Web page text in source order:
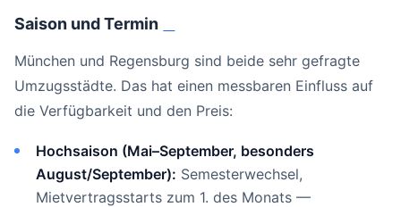
Saison und Termin
München und Regensburg sind beide sehr gefragte
Umzugsstädte. Das hat einen messbaren Einfluss auf
die Verfügbarkeit und den Preis:
Hochsaison (Mai–September, besonders
August/September): Semesterwechsel,
Mietvertragsstarts zum 1. des Monats —